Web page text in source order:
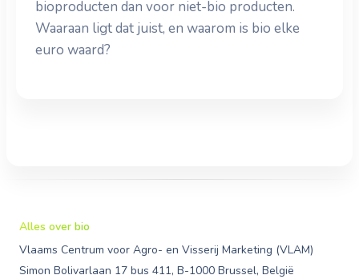
bioproducten dan voor niet-bio producten.
Waaraan ligt dat juist, en waarom is bio elke
euro waard?
Alles over bio
Vlaams Centrum voor Agro- en Visserij Marketing (VLAM)
Simon Bolivarlaan 17 bus 411, B-1000 Brussel, België